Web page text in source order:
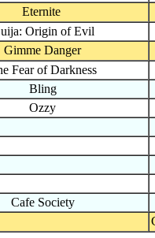
Eternite
Origin of Evil
Gimme Danger
Fear of Darkness
Bling
Ozzy
Cafe Society